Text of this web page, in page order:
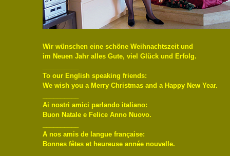
Wir wünschen eine schöne Weihnachtszeit und
im Neuen Jahr alles Gute, viel Glück und Erfolg.
To our English speaking friends:
We wish you a Merry Christmas and a Happy New Year.
Ai nostri amici parlando italiano:
Buon Natale e Felice Anno Nuovo.
A nos amis de langue française:
Bonnes fêtes et heureuse année nouvelle.